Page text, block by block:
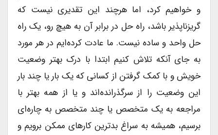
و خواهیم کرد، اما هرچند این تقدیری نیست که
گریزناپذیر باشد، راه حل در برابر آن به هیچ رو، یک راه
حل واحد و ساده نیست. ما عادت کرده‌ایم در هر مورد
به جای آنکه تلاش کنیم ابتدا با درک بهتر وضعیت
خویش و با کمک گرفتن از کسانی که یک بار یا چند بار
این وضعیت را از سرگذرانده‌اند و یا از همه بهتر با
مراجعه به یک متخصص یا چند متخصص به چاره‌ای
برسیم، همیشه به سراغ بدترین کارهای ممکن برویم و